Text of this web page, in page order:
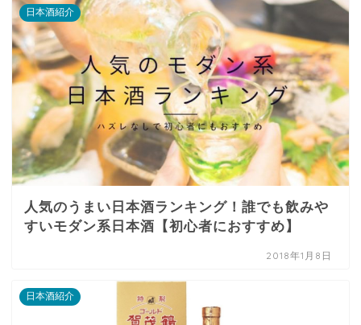
日本酒紹介
人気のうまい日本酒ランキング！誰でも飲みや
すいモダン系日本酒【初心者におすすめ】
2018年1月8日
日本酒紹介